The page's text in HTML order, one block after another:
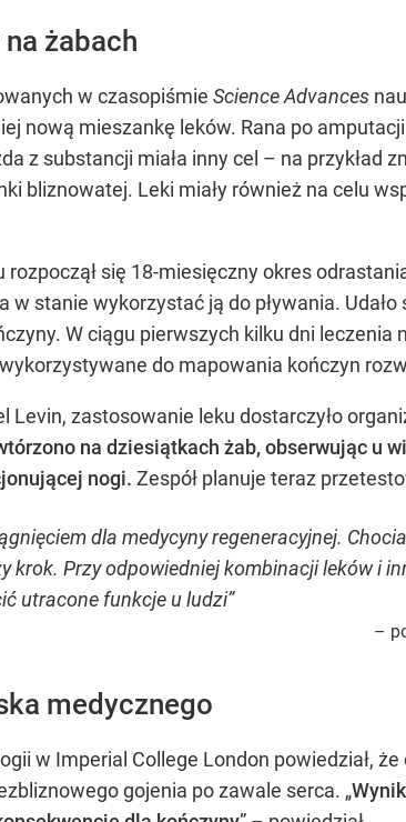
żabach
w czasopiśmie Science Advances
nową mieszankę leków. Rana po
z substancji miała inny cel – na przykład
bliznowatej. Leki miały również na celu
się 18-miesięczny okres
w stanie wykorzystać ją do pływania.
W ciągu pierwszych kilku dni
do mapowania kończyn
Levin, zastosowanie leku dostarczyło
na dziesiątkach żab, obserwując u
nogi. Zespół planuje teraz
dla medycyny regeneracyjnej.
krok. Przy odpowiedniej kombinacji leków i
utracone funkcje u ludzi”
–
medycznego
w Imperial College London powiedział,
gojenia po zawale serca. „